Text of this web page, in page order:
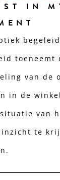
IN
toeneemt
van de
in de
van
inzicht te